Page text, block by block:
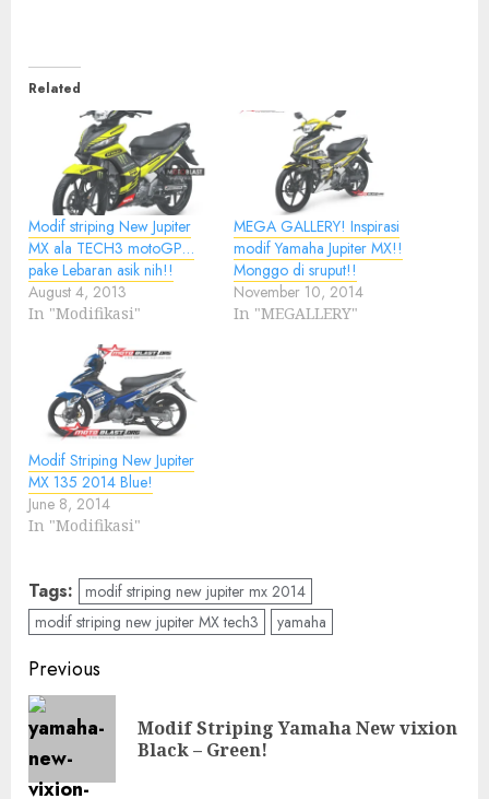
Related
Modif striping New Jupiter
MX ala TECH3 motoGP…
pake Lebaran asik nih!!
August 4, 2013
In "Modifikasi"
MEGA GALLERY! Inspirasi
modif Yamaha Jupiter MX!!
Monggo di sruput!!
November 10, 2014
In "MEGALLERY"
Modif Striping New Jupiter
MX 135 2014 Blue!
June 8, 2014
In "Modifikasi"
Tags: modif striping new jupiter mx 2014
modif striping new jupiter MX tech3
yamaha
Post
navigation
Previous
Modif Striping Yamaha New vixion
Black – Green!